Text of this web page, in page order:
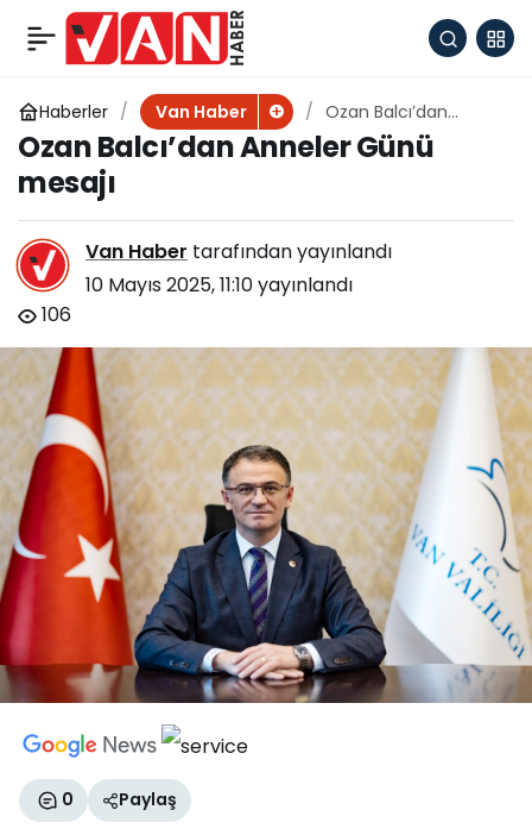
Haberler Van Haber
Ozan Balcı’dan
Anneler Günü mesajı
Ozan Balcı’dan Anneler Günü
mesajı
Van Haber tarafından yayınlandı
10 Mayıs 2025, 11:10yayınlandı
106
0 Paylaş
Gençlik Nerede
Büyükşehir Orada
eğitim progamı
Paylaş